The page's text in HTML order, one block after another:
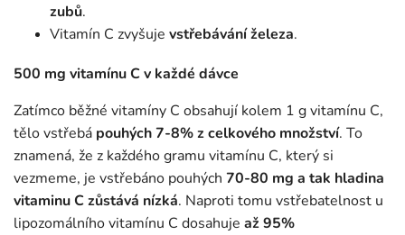
zubů.
Vitamín C zvyšuje vstřebávání železa.
500 mg vitamínu C v každé dávce
Zatímco běžné vitamíny C obsahují kolem 1 g vitamínu C,
tělo vstřebá pouhých 7-8% z celkového množství. To
znamená, že z každého gramu vitamínu C, který si
vezmeme, je vstřebáno pouhých 70-80 mg a tak hladina
vitaminu C zůstává nízká. Naproti tomu vstřebatelnost u
lipozomálního vitamínu C dosahuje až 95%